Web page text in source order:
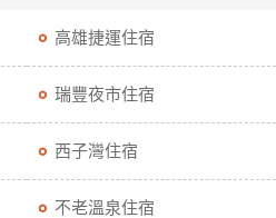
高雄捷運住宿
瑞豐夜市住宿
西子灣住宿
不老溫泉住宿